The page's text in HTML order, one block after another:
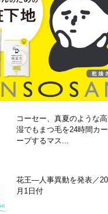
コーセー、真夏のような
湿でもまつ毛を24時間カ
ープするマス...
花王―人事異動を発表／
月1日付